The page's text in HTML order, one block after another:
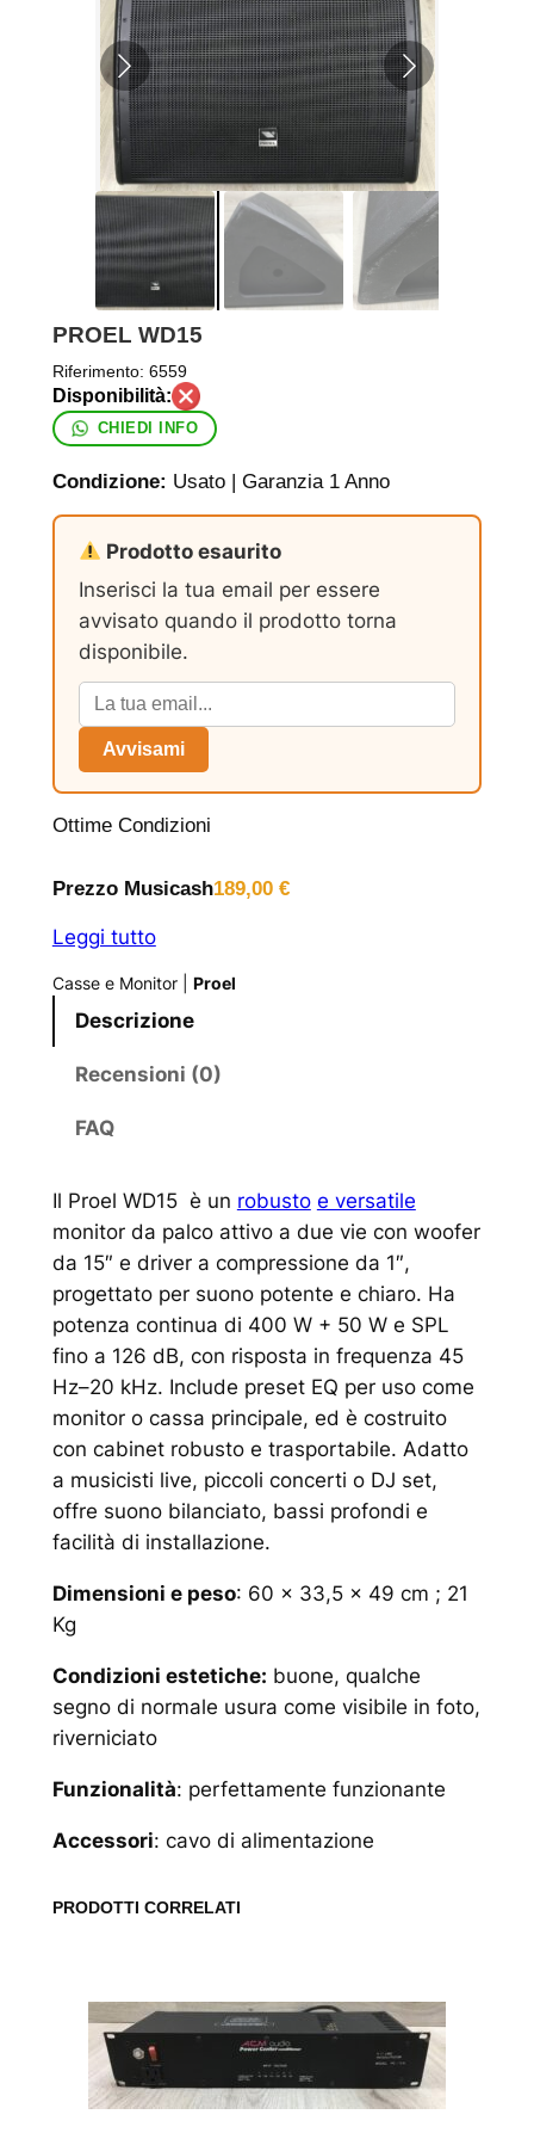
PROEL WD15
Riferimento: 6559
CHIEDI INFO
Condizione: Usato | Garanzia 1 Anno
Prodotto esaurito
Inserisci la tua email per essere
avvisato quando il prodotto torna
disponibile.
Avvisami
Ottime Condizioni
Prezzo Musicash189,00 €
Leggi tutto
Casse e Monitor| Proel
Descrizione
Recensioni (0)
FAQ
Il Proel WD15 è un robusto e versatile
monitor da palco attivo a due vie con woofer
da 15″ e driver a compressione da 1″,
progettato per suono potente e chiaro. Ha
potenza continua di 400 W + 50 W e SPL
fino a 126 dB, con risposta in frequenza 45
Hz–20 kHz. Include preset EQ per uso come
monitor o cassa principale, ed è costruito
con cabinet robusto e trasportabile. Adatto
a musicisti live, piccoli concerti o DJ set,
offre suono bilanciato, bassi profondi e
facilità di installazione.
Dimensioni e peso: 60 × 33,5 × 49 cm ; 21
Kg
Condizioni estetiche: buone, qualche
segno di normale usura come visibile in foto,
riverniciato
Funzionalità: perfettamente funzionante
Accessori: cavo di alimentazione
PRODOTTI CORRELATI